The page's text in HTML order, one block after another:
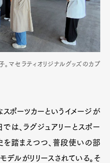
。マセラティオリジナルグッズのカプ
ポーツカーというイメージが
は、ラグジュアリーとスポー
を踏まえつつ、普段使いの部
デルがリリースされている。そ